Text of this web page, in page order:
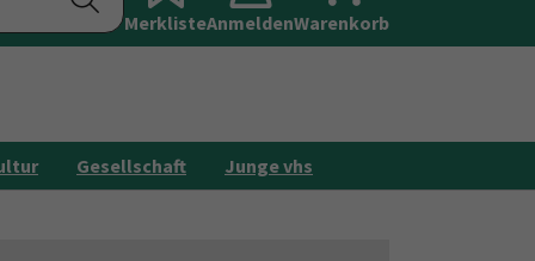
Galerie Kontakt
MerklisteAnmeldenWarenkorb
Gesellschaft Junge vhs